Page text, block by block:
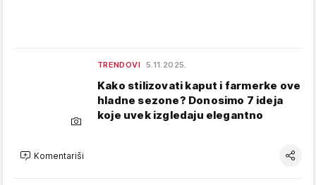
TRENDOVI 5.11.2025.
Kako stilizovati kaput i farmerke ove
hladne sezone? Donosimo 7 ideja
koje uvek izgledaju elegantno
Komentariši